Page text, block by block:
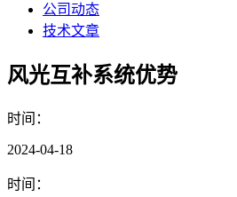
公司动态
技术文章
风光互补系统优势
时间：
2024-04-18
时间：